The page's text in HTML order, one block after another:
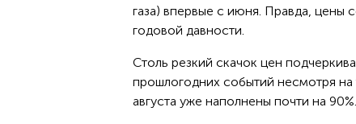
газа) впервые с июня. Правда, цены
годовой давности.
Столь резкий скачок цен
прошлогодних событий несмотря
августа уже наполнены почти на 90%.